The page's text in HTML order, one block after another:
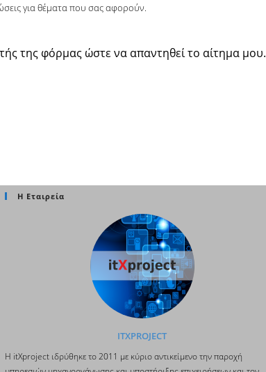
για θέματα που σας αφορούν.
της φόρμας ώστε να απαντηθεί το αίτημα μου.
Η Εταιρεία
ITXPROJECT
H itΧproject ιδρύθηκε το 2011 με κύριο αντικείμενο την παροχή